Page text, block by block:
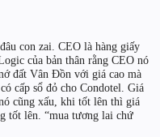
con zai. CEO là hàng giấy
của bản thân rằng CEO nó
đất Vân Đồn với giá cao mà
cấp sổ đỏ cho Condotel. Giá
cũng xấu, khi tốt lên thì giá
tốt lên. “mua tương lai chứ